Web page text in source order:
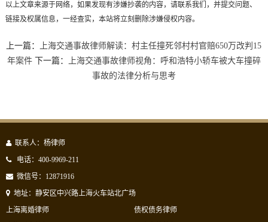
以上文章来源于网络，如果发现有涉嫌抄袭的内容，请联系我们，并提交问题、
链接及权属信息，一经查实，本站将立刻删除涉嫌侵权内容。
上一篇：
上海交通事故律师解读：村主任撞死邻村村官赔650万改判15
年案件下一篇：
上海交通事故律师视角：呼和浩特小轿车被大车撞碎
事故的法律分析与思考
联系人：杨律师
电话：400-9969-211
微信号：12871916
地址：静安区中兴路上海火车站北广场
上海离婚律师
债权债务律师